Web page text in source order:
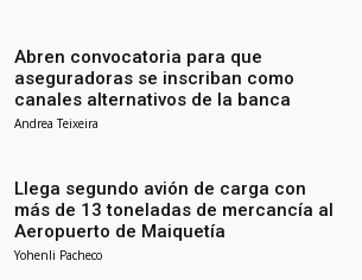
Abren convocatoria para que
aseguradoras se inscriban como
canales alternativos de la banca
Andrea Teixeira
Llega segundo avión de carga con
más de 13 toneladas de mercancía al
Aeropuerto de Maiquetía
Yohenli Pacheco